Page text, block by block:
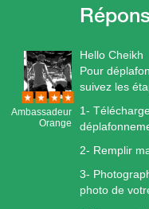
Ambassadeur
Orange
Hello Cheikh
Pour
suivez les
1-
2- Remplir
3-
photo de